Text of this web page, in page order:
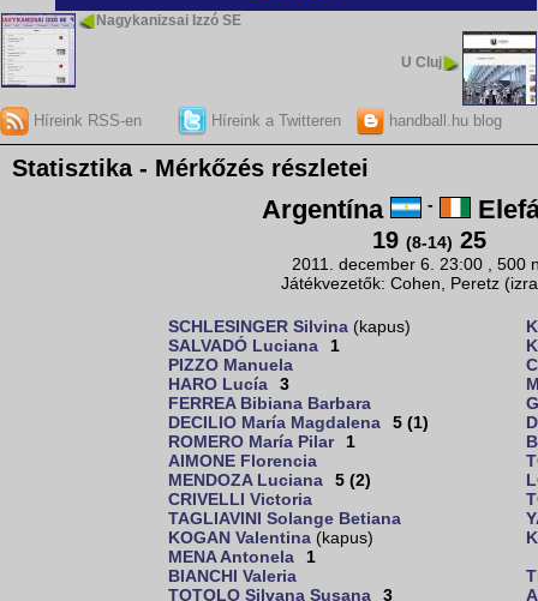
Nagykanizsai Izzó SE
U Cluj
Híreink RSS-en Híreink a Twitteren handball.hu blog
Statisztika - Mérkőzés részletei
Argentína -
19 (8-14) 25
2011. december 6. 23:00 , 500
Játékvezetők: Cohen, Peretz
SCHLESINGER Silvina (kapus)
SALVADÓ Luciana
1
PIZZO Manuela
HARO Lucía
3
FERREA Bibiana Barbara
DECILIO María Magdalena
5 (1)
ROMERO María Pilar
1
AIMONE Florencia
MENDOZA Luciana
5 (2)
CRIVELLI Victoria
TAGLIAVINI Solange Betiana
KOGAN Valentina (kapus)
MENA Antonela
1
BIANCHI Valeria
TOTOLO Silvana Susana
3